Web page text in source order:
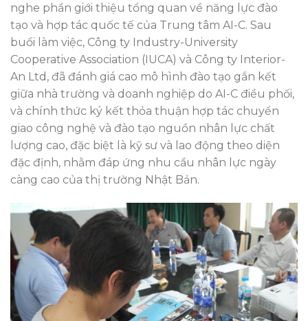
nghe phần giới thiệu tổng quan về năng lực đào
tạo và hợp tác quốc tế của Trung tâm AI-C. Sau
buổi làm việc, Công ty Industry-University
Cooperative Association (IUCA) và Công ty Interior-
An Ltd, đã đánh giá cao mô hình đào tạo gắn kết
giữa nhà trường và doanh nghiệp do AI-C điều phối,
và chính thức ký kết thỏa thuận hợp tác chuyển
giao công nghệ và đào tạo nguồn nhân lực chất
lượng cao, đặc biệt là kỹ sư và lao động theo diện
đặc định, nhằm đáp ứng nhu cầu nhân lực ngày
càng cao của thị trường Nhật Bản.